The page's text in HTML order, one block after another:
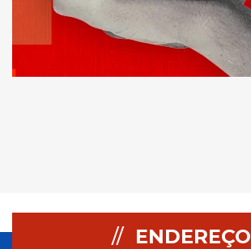
// ENDEREÇO